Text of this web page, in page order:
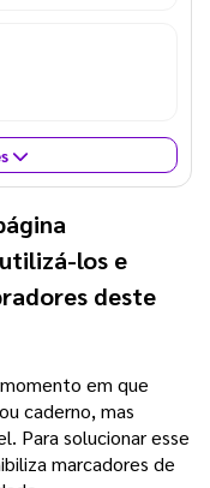
los e
deste
em que
caderno, mas
Para solucionar esse
marcadores de